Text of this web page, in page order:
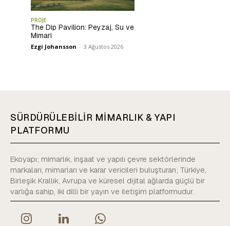
PROJE
The Dip Pavilion: Peyzaj, Su ve
Mimari
Ezgi Johansson - 3 Ağustos 2026
SÜRDÜRÜLEBİLİR MİMARLIK & YAPI
PLATFORMU
Ekoyapı; mimarlık, inşaat ve yapılı çevre sektörlerinde
markaları, mimarları ve karar vericileri buluşturan; Türkiye,
Birleşik Krallık, Avrupa ve küresel dijital ağlarda güçlü bir
varlığa sahip, iki dilli bir yayın ve iletişim platformudur.